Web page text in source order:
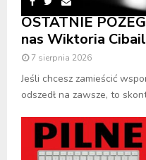
OSTATNIE
nas Wiktoria Cibail
7 sierpnia 2026
Jeśli chcesz zamieścić
odszedł na zawsze, to